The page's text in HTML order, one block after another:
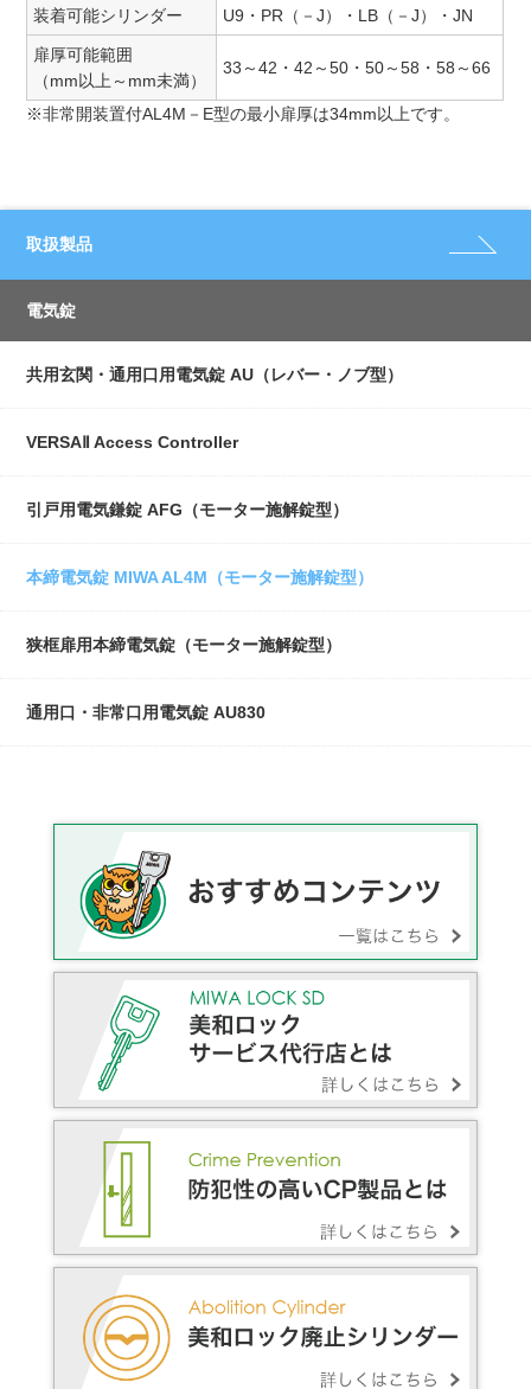
装着可能シリンダー U9・PR（－J）・LB（－J）・JN
扉厚可能範囲
（mm以上～mm未満）
33～42・42～50・50～58・58～66
※非常開装置付AL4M－E型の最小扉厚は34mm以上です。
取扱製品
電気錠
共用玄関・通用口用電気錠 AU（レバー・ノブ型）
VERSAⅡ Access Controller
引戸用電気鎌錠 AFG（モーター施解錠型）
本締電気錠 MIWA AL4M（モーター施解錠型）
狭框扉用本締電気錠（モーター施解錠型）
通用口・非常口用電気錠 AU830